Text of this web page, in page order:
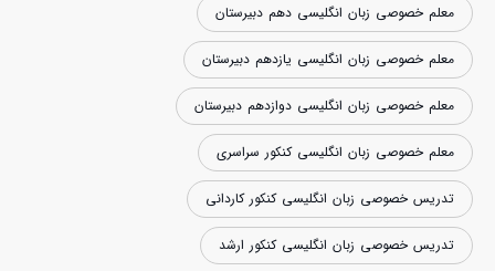
معلم خصوصی زبان انگلیسی دهم دبیرستان
معلم خصوصی زبان انگلیسی یازدهم دبیرستان
معلم خصوصی زبان انگلیسی دوازدهم دبیرستان
معلم خصوصی زبان انگلیسی کنکور سراسری
تدریس خصوصی زبان انگلیسی کنکور کاردانی
تدریس خصوصی زبان انگلیسی کنکور ارشد